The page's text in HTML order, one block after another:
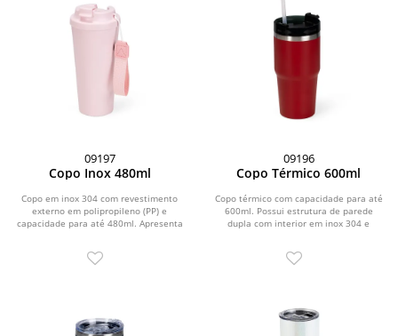
09197
Copo Inox 480ml
Copo em inox 304 com revestimento
externo em polipropileno (PP) e
capacidade para até 480ml. Apresenta
09196
Copo Térmico 600ml
Copo térmico com capacidade para até
600ml. Possui estrutura de parede
dupla com interior em inox 304 e